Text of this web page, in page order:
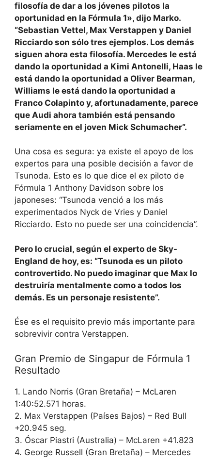
filosofía de dar a los jóvenes pilotos la
oportunidad en la Fórmula 1», dijo Marko.
“Sebastian Vettel, Max Verstappen y Daniel
Ricciardo son sólo tres ejemplos. Los demás
siguen ahora esta filosofía. Mercedes le está
dando la oportunidad a Kimi Antonelli, Haas le
está dando la oportunidad a Oliver Bearman,
Williams le está dando la oportunidad a
Franco Colapinto y, afortunadamente, parece
que Audi ahora también está pensando
seriamente en el joven Mick Schumacher”.
Una cosa es segura: ya existe el apoyo de los
expertos para una posible decisión a favor de
Tsunoda. Esto es lo que dice el ex piloto de
Fórmula 1 Anthony Davidson sobre los
japoneses: “Tsunoda venció a los más
experimentados Nyck de Vries y Daniel
Ricciardo. Esto no puede ser una coincidencia”.
Pero lo crucial, según el experto de Sky-
England de hoy, es: “Tsunoda es un piloto
controvertido. No puedo imaginar que Max lo
destruiría mentalmente como a todos los
demás. Es un personaje resistente”.
Ése es el requisito previo más importante para
sobrevivir contra Verstappen.
Gran Premio de Singapur de Fórmula 1
Resultado
1. Lando Norris (Gran Bretaña) – McLaren
1:40:52.571 horas.
2. Max Verstappen (Países Bajos) – Red Bull
+20.945 seg.
3. Óscar Piastri (Australia) – McLaren +41.823
4. George Russell (Gran Bretaña) – Mercedes